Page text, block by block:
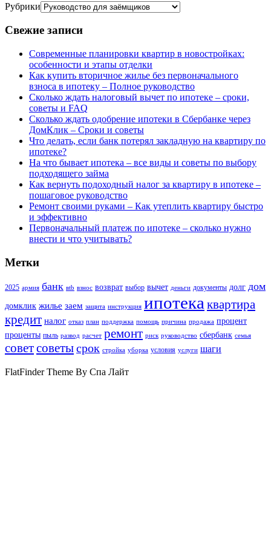
Рубрики
Свежие записи
Современные планировки квартир в новостройках:
особенности и этапы отделки
Как купить вторичное жилье без первоначального
взноса в ипотеку – Полное руководство
Сколько ждать налоговый вычет по ипотеке – сроки,
советы и FAQ
Сколько ждать одобрение ипотеки в Сбербанке через
ДомКлик – Сроки и советы
Что делать, если банк потерял закладную на квартиру по
ипотеке?
На что бывает ипотека – все виды и советы по выбору
подходящего займа
Как вернуть подоходный налог за квартиру в ипотеке –
пошаговое руководство
Ремонт своими руками – Как утеплить квартиру быстро
и эффективно
Первоначальный платеж по ипотеке – сколько нужно
внести и что учитывать?
Метки
2025 армия банк вtb взнос возврат выбор вычет деньги документы долг дом
домклик жилье заем защита инструкция ипотекаквартира
кредит налог отказ план поддержка помощь причина продажа процент
проценты пыль развод расчет ремонт риск руководство сбербанк семья
советсоветысрок стройка уборка условия услуги шаги
FlatFinder Theme By Спа Лайт